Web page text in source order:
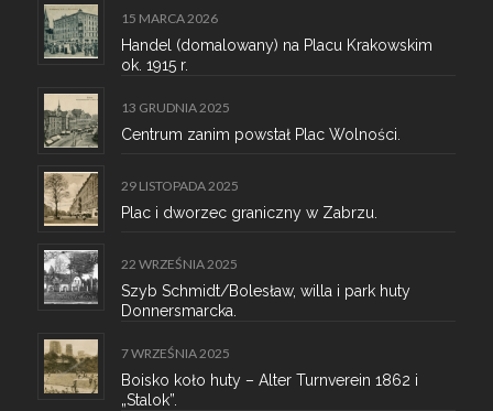
15 MARCA 2026
Handel (domalowany) na Placu Krakowskim
ok. 1915 r.
13 GRUDNIA 2025
Centrum zanim powstał Plac Wolności.
29 LISTOPADA 2025
Plac i dworzec graniczny w Zabrzu.
22 WRZEŚNIA 2025
Szyb Schmidt/Bolesław, willa i park huty
Donnersmarcka.
7 WRZEŚNIA 2025
Boisko koło huty – Alter Turnverein 1862 i
„Stalok”.